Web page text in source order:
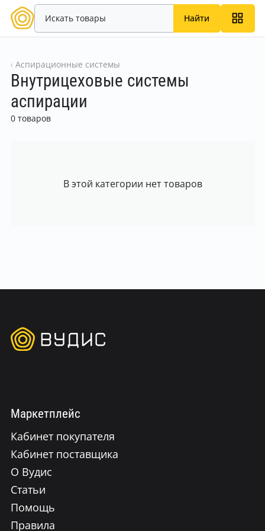
Найти
Аспирационные системы
Внутрицеховые системы
аспирации
0 товаров
В этой категории нет товаров
Маркетплейс
Кабинет покупателя
Кабинет поставщика
О Вудис
Статьи
Помощь
Правила